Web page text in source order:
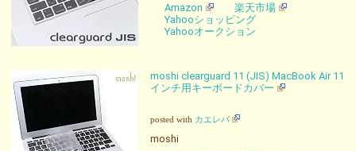
Amazon
楽天市場
Yahooショッピング
Yahooオークション
moshi clearguard 11 (JIS) MacBook Air 11
インチ用キーボードカバー
posted with カエレバ
moshi